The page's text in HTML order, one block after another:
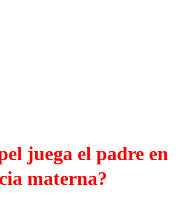
juega el padre en
materna?